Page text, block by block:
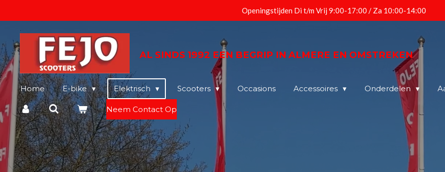
de
hoofdinhoud
Openingstijden Di t/m Vrij 9:00-17:00 / Za 10:00-14:00
AL SINDS 1992 EEN BEGRIP IN ALMERE EN OMSTREKEN
Home E-bike Elektrisch Scooters Occasions Accessoires Onderdelen
Neem Contact Op